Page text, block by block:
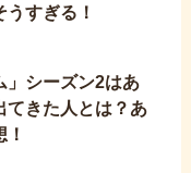
うすぎる！
」シーズン2はあ
てきた人とは？あ